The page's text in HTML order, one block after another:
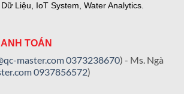
Liệu, IoT System, Water Analytics.
TOÁN
master.com0373238670) - Ms. Ngà
0937856572)